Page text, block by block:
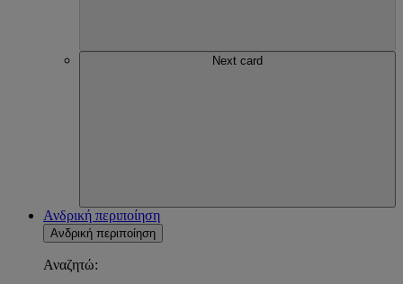
Next card
Ανδρική περιποίηση
Ανδρική περιποίηση
Αναζητώ: